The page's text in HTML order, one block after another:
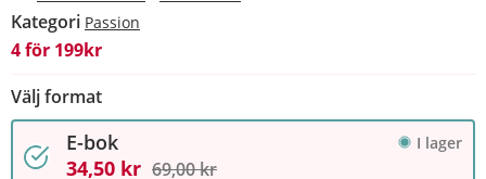
Kategori Passion
4 för 199kr
Välj format
E-bok I lager
34,50 kr 69,00 kr